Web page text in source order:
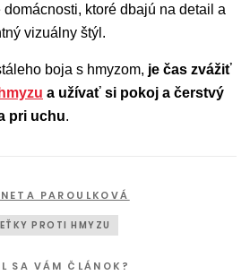
ktoré dbajú na detail a
vizuálny štýl.
boja s hmyzom, je čas zvážiť
a užívať si pokoj a čerstvý
pri uchu.
PAROULKOVÁ
PROTI HMYZU
SA VÁM ČLÁNOK?